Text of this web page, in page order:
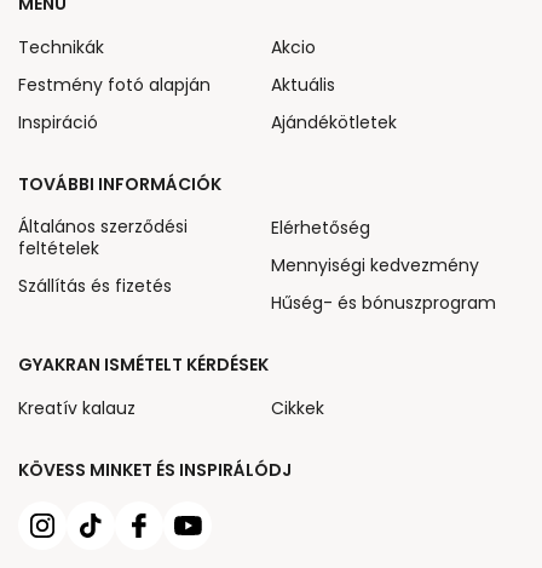
KÖVESS MINKET ÉS INSPIRÁLÓDJ
Technikák
Festmény fotó alapján
Inspiráció
Akcio
Aktuális
Ajándékötletek
TOVÁBBI INFORMÁCIÓK
Általános szerződési
feltételek
Szállítás és fizetés
Elérhetőség
Mennyiségi kedvezmény
Hűség- és bónuszprogram
GYAKRAN ISMÉTELT KÉRDÉSEK
Kreatív kalauz
Cikkek